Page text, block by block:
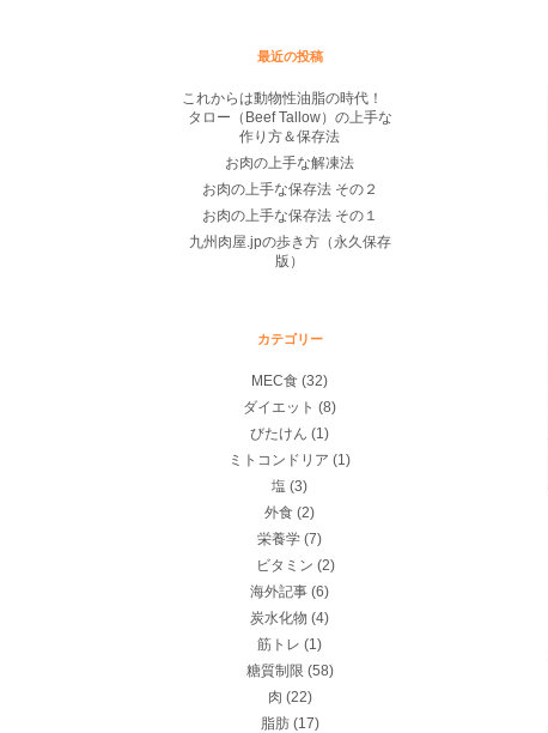
最近の投稿
これからは動物性油脂の時代！
タロー（Beef Tallow）の上手な
作り方＆保存法
お肉の上手な解凍法
お肉の上手な保存法 その２
お肉の上手な保存法 その１
九州肉屋.jpの歩き方（永久保存
版）
カテゴリー
MEC食 (32)
ダイエット (8)
びたけん (1)
ミトコンドリア (1)
塩 (3)
外食 (2)
栄養学 (7)
ビタミン (2)
海外記事 (6)
炭水化物 (4)
筋トレ (1)
糖質制限 (58)
肉 (22)
脂肪(17)